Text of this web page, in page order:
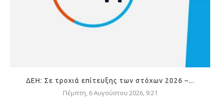
ΔΕΗ: Σε τροχιά επίτευξης των στόχων 2026 –...
Πέμπτη, 6 Αυγούστου 2026, 9:21